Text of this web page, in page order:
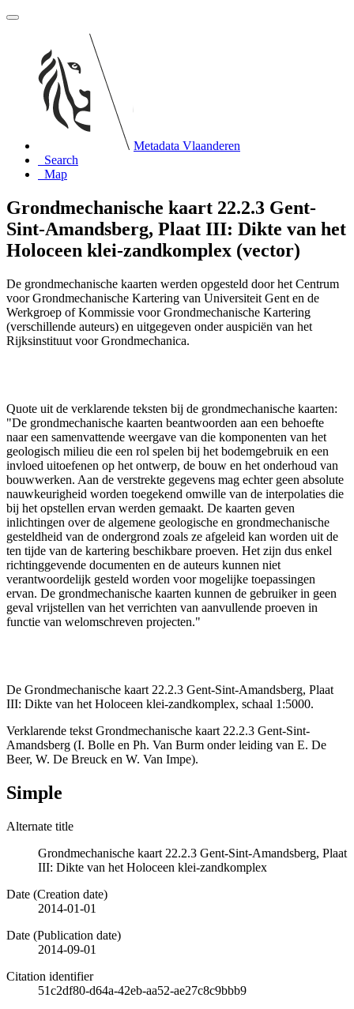
Metadata Vlaanderen
Search
Map
Grondmechanische kaart 22.2.3 Gent-
Sint-Amandsberg, Plaat III: Dikte van het
Holoceen klei-zandkomplex (vector)
De grondmechanische kaarten werden opgesteld door het Centrum
voor Grondmechanische Kartering van Universiteit Gent en de
Werkgroep of Kommissie voor Grondmechanische Kartering
(verschillende auteurs) en uitgegeven onder auspiciën van het
Rijksinstituut voor Grondmechanica.
Quote uit de verklarende teksten bij de grondmechanische kaarten:
"De grondmechanische kaarten beantwoorden aan een behoefte
naar een samenvattende weergave van die komponenten van het
geologisch milieu die een rol spelen bij het bodemgebruik en een
invloed uitoefenen op het ontwerp, de bouw en het onderhoud van
bouwwerken. Aan de verstrekte gegevens mag echter geen absolute
nauwkeurigheid worden toegekend omwille van de interpolaties die
bij het opstellen ervan werden gemaakt. De kaarten geven
inlichtingen over de algemene geologische en grondmechanische
gesteldheid van de ondergrond zoals ze afgeleid kan worden uit de
ten tijde van de kartering beschikbare proeven. Het zijn dus enkel
richtinggevende documenten en de auteurs kunnen niet
verantwoordelijk gesteld worden voor mogelijke toepassingen
ervan. De grondmechanische kaarten kunnen de gebruiker in geen
geval vrijstellen van het verrichten van aanvullende proeven in
functie van welomschreven projecten."
De Grondmechanische kaart 22.2.3 Gent-Sint-Amandsberg, Plaat
III: Dikte van het Holoceen klei-zandkomplex, schaal 1:5000.
Verklarende tekst Grondmechanische kaart 22.2.3 Gent-Sint-
Amandsberg (I. Bolle en Ph. Van Burm onder leiding van E. De
Beer, W. De Breuck en W. Van Impe).
Simple
Alternate title
Grondmechanische kaart 22.2.3 Gent-Sint-Amandsberg, Plaat
III: Dikte van het Holoceen klei-zandkomplex
Date (Creation date)
2014-01-01
Date (Publication date)
2014-09-01
Citation identifier
51c2df80-d64a-42eb-aa52-ae27c8c9bbb9